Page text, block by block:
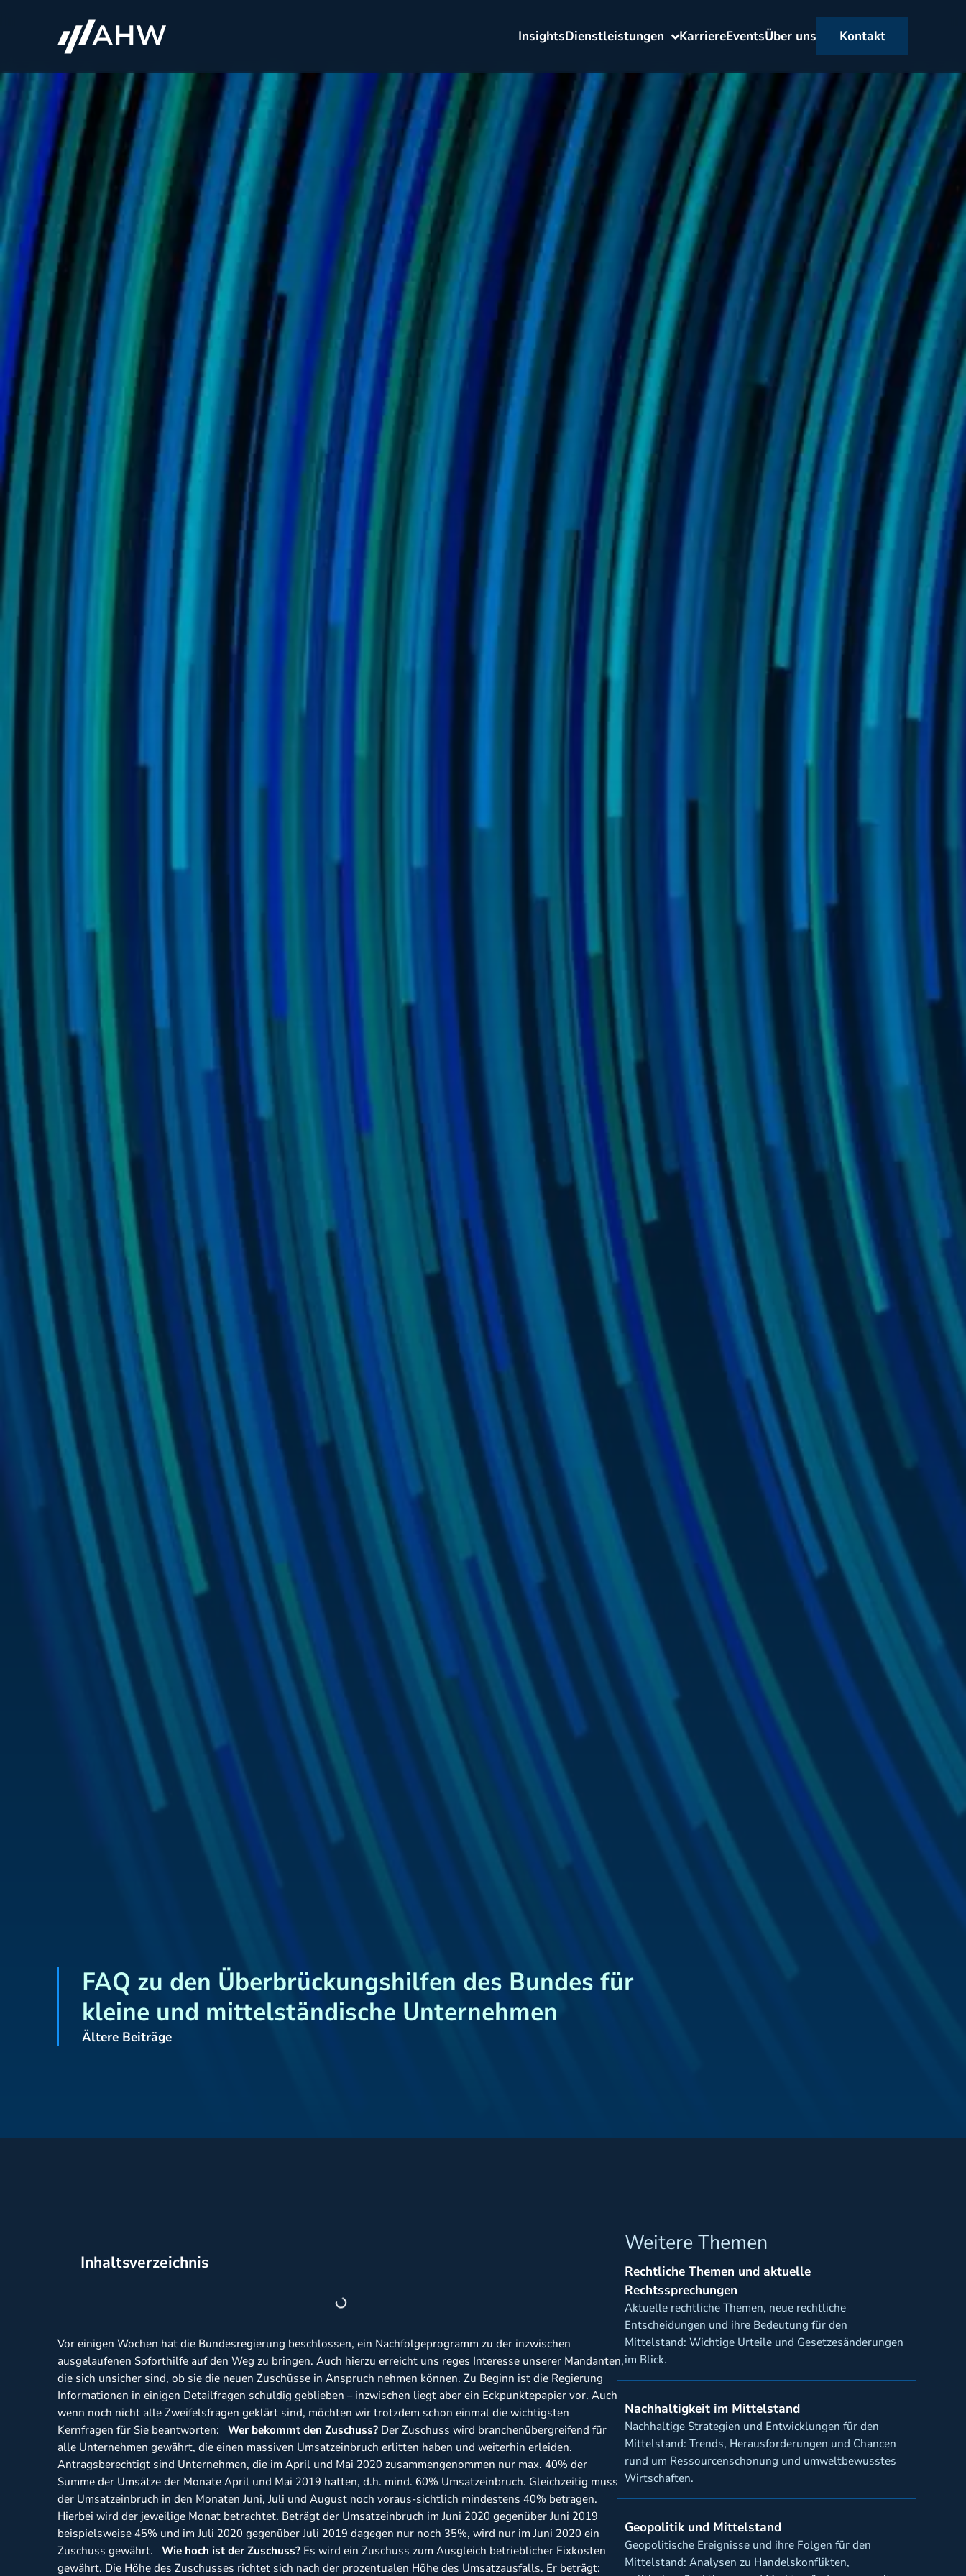
InsightsDienstleistungen KarriereEventsÜber uns Kontakt
FAQ zu den Überbrückungshilfen des Bundes für
kleine und mittelständische Unternehmen
Ältere Beiträge
Inhaltsverzeichnis
Vor einigen Wochen hat die Bundesregierung beschlossen, ein Nachfolgeprogramm zu der inzwischen
ausgelaufenen Soforthilfe auf den Weg zu bringen. Auch hierzu erreicht uns reges Interesse unserer Mandanten,
die sich unsicher sind, ob sie die neuen Zuschüsse in Anspruch nehmen können. Zu Beginn ist die Regierung
Informationen in einigen Detailfragen schuldig geblieben – inzwischen liegt aber ein Eckpunktepapier vor. Auch
wenn noch nicht alle Zweifelsfragen geklärt sind, möchten wir trotzdem schon einmal die wichtigsten
Kernfragen für Sie beantworten: Wer bekommt den Zuschuss? Der Zuschuss wird branchenübergreifend für
alle Unternehmen gewährt, die einen massiven Umsatzeinbruch erlitten haben und weiterhin erleiden.
Antragsberechtigt sind Unternehmen, die im April und Mai 2020 zusammengenommen nur max. 40% der
Summe der Umsätze der Monate April und Mai 2019 hatten, d.h. mind. 60% Umsatzeinbruch. Gleichzeitig muss
der Umsatzeinbruch in den Monaten Juni, Juli und August noch voraus-sichtlich mindestens 40% betragen.
Hierbei wird der jeweilige Monat betrachtet. Beträgt der Umsatzeinbruch im Juni 2020 gegenüber Juni 2019
beispielsweise 45% und im Juli 2020 gegenüber Juli 2019 dagegen nur noch 35%, wird nur im Juni 2020 ein
Zuschuss gewährt. Wie hoch ist der Zuschuss? Es wird ein Zuschuss zum Ausgleich betrieblicher Fixkosten
gewährt. Die Höhe des Zuschusses richtet sich nach der prozentualen Höhe des Umsatzausfalls. Er beträgt:
Weitere Themen
Rechtliche Themen und aktuelle
Rechtssprechungen
Aktuelle rechtliche Themen, neue rechtliche
Entscheidungen und ihre Bedeutung für den
Mittelstand: Wichtige Urteile und Gesetzesänderungen
im Blick.
Nachhaltigkeit im Mittelstand
Nachhaltige Strategien und Entwicklungen für den
Mittelstand: Trends, Herausforderungen und Chancen
rund um Ressourcenschonung und umweltbewusstes
Wirtschaften.
Geopolitik und Mittelstand
Geopolitische Ereignisse und ihre Folgen für den
Mittelstand: Analysen zu Handelskonflikten,